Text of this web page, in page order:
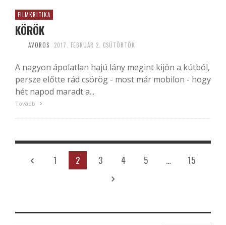
FILMKRITIKA
KÖRÖK
AVOROS 2017. FEBRUÁR 2. CSÜTÖRTÖK
A nagyon ápolatlan hajú lány megint kijön a kútból,
persze előtte rád csörög - most már mobilon - hogy
hét napod maradt a...
Tovább
1 2 3 4 5 … 15